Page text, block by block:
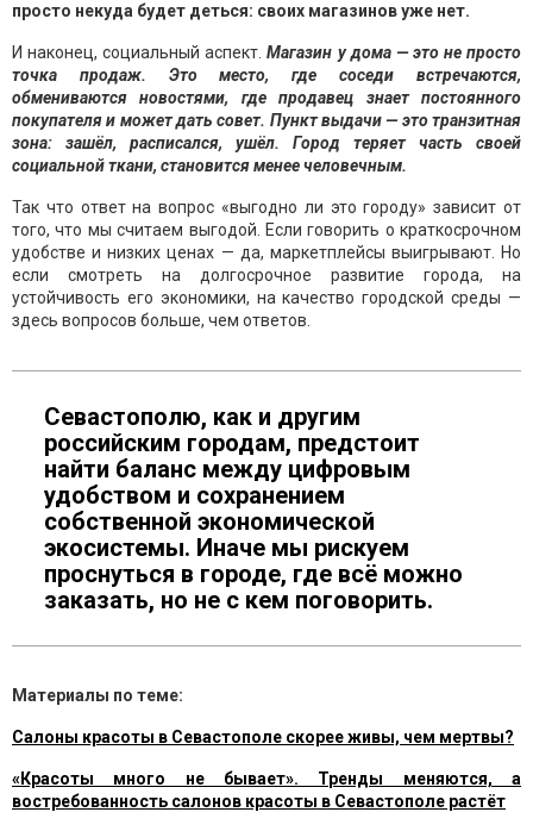
просто некуда будет деться: своих магазинов уже нет.
И наконец, социальный аспект.Магазин у дома — это не просто
точка продаж. Это место, где соседи встречаются,
обмениваются новостями, где продавец знает постоянного
покупателя и может дать совет. Пункт выдачи — это транзитная
зона: зашёл, расписался, ушёл. Город теряет часть своей
социальной ткани, становится менее человечным.
Так что ответ на вопрос «выгодно ли это городу» зависит от
того, что мы считаем выгодой. Если говорить о краткосрочном
удобстве и низких ценах — да, маркетплейсы выигрывают. Но
если смотреть на долгосрочное развитие города, на
устойчивость его экономики, на качество городской среды —
здесь вопросов больше, чем ответов.
Севастополю, как и другим
российским городам, предстоит
найти баланс между цифровым
удобством и сохранением
собственной экономической
экосистемы. Иначе мы рискуем
проснуться в городе, где всё можно
заказать, но не с кем поговорить.
Материалы по теме:
Салоны красоты в Севастополе скорее живы, чем мертвы?
«Красоты много не бывает». Тренды меняются, а
востребованность салонов красоты в Севастополе растёт